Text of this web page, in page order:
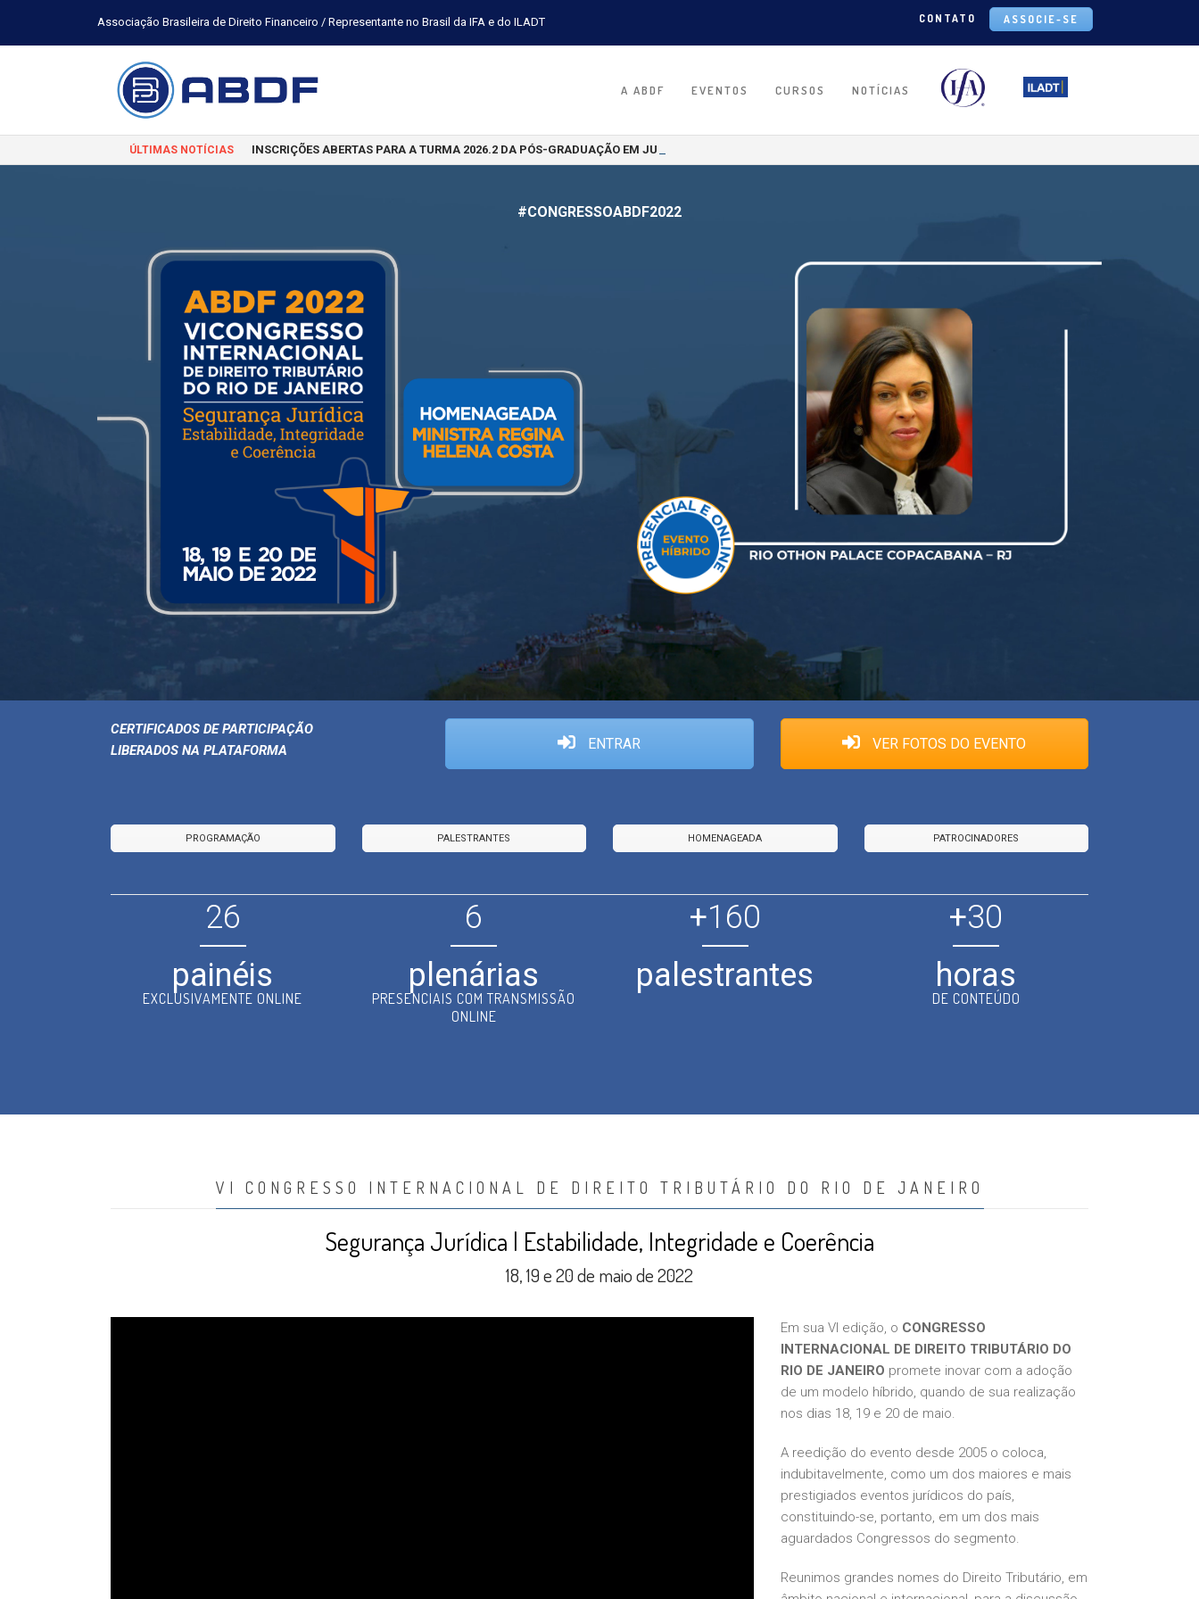
Associação Brasileira de Direito Financeiro / Representante no Brasil da IFA e do ILADT CONTATO ASSOCIE-SE
A ABDF EVENTOS CURSOS NOTÍCIAS
ÚLTIMAS NOTÍCIAS INSCRIÇÕES ABERTAS PARA A TURMA 2026.2 DA PÓS-GRADUAÇÃO EM JURISPRUDÊNCIA TRIBUTÁRIA
#CONGRESSOABDF2022
CERTIFICADOS DE PARTICIPAÇÃO
LIBERADOS NA PLATAFORMA
ENTRAR VER FOTOS DO EVENTO
PROGRAMAÇÃO PALESTRANTES HOMENAGEADA PATROCINADORES
26
painéis
EXCLUSIVAMENTE ONLINE
6
plenárias
PRESENCIAIS COM TRANSMISSÃO
ONLINE
+160
palestrantes
+30
horas
DE CONTEÚDO
VI CONGRESSO INTERNACIONAL DE DIREITO TRIBUTÁRIO DO RIO DE JANEIRO
Segurança Jurídica | Estabilidade, Integridade e Coerência
18, 19 e 20 de maio de 2022
Em sua VI edição, o CONGRESSO
INTERNACIONAL DE DIREITO TRIBUTÁRIO DO
RIO DE JANEIRO promete inovar com a adoção
de um modelo híbrido, quando de sua realização
nos dias 18, 19 e 20 de maio.
A reedição do evento desde 2005 o coloca,
indubitavelmente, como um dos maiores e mais
prestigiados eventos jurídicos do país,
constituindo-se, portanto, em um dos mais
aguardados Congressos do segmento.
Reunimos grandes nomes do Direito Tributário, em